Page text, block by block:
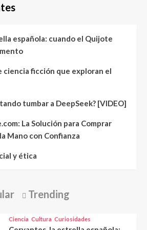
española: cuando el Quijote
ciencia ficción que exploran el
tumbar a DeepSeek? [VIDEO]
La Solución para Comprar
Mano con Confianza
y ética
Trending
Ciencia Cultura Curiosidades